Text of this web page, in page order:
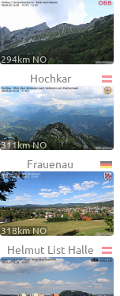
294km NO
Hochkar
311km NO
Frauenau
318km NO
Helmut List Halle